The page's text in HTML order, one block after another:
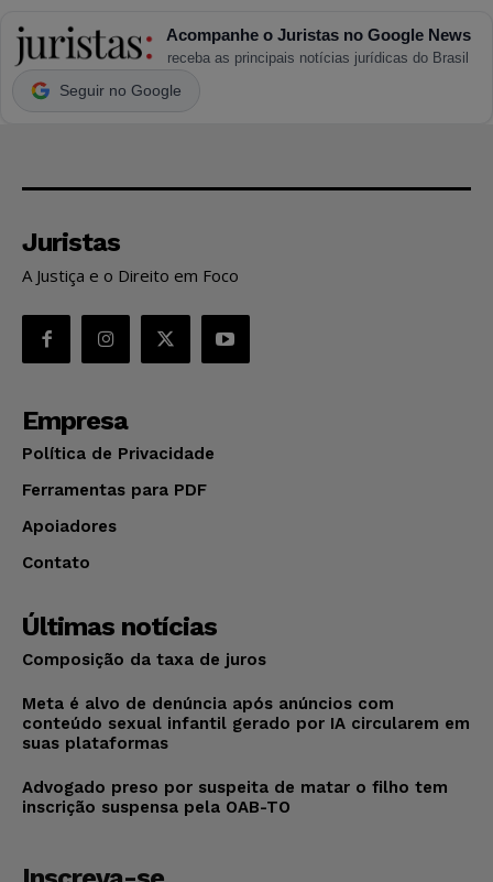
Acompanhe o Juristas no Google News
receba as principais notícias jurídicas do Brasil
Seguir no Google
Juristas
A Justiça e o Direito em Foco
Empresa
Política de Privacidade
Ferramentas para PDF
Apoiadores
Contato
Últimas notícias
Composição da taxa de juros
Meta é alvo de denúncia após anúncios com
conteúdo sexual infantil gerado por IA circularem em
suas plataformas
Advogado preso por suspeita de matar o filho tem
inscrição suspensa pela OAB-TO